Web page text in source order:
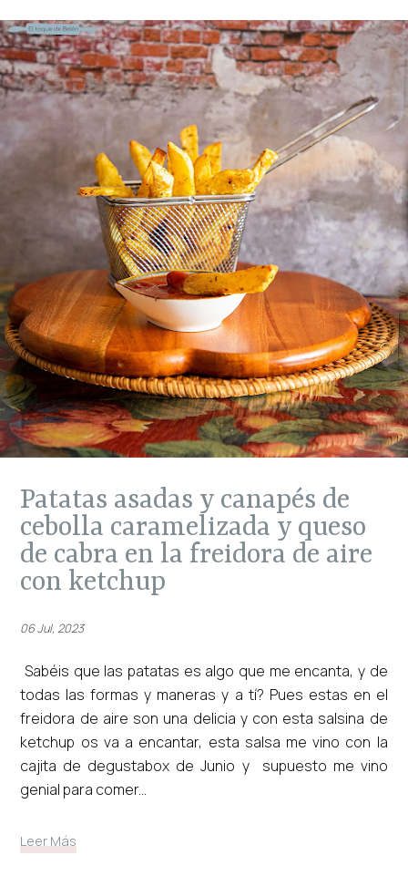
patatas asadas y canapés de
cebolla caramelizada y queso
de cabra en la freidora de aire
con ketchup
06 Jul, 2023
Sabéis que las patatas es algo que me encanta, y de
todas las formas y maneras y a tí? Pues estas en el
freidora de aire son una delicia y con esta salsina de
ketchup os va a encantar, esta salsa me vino con la
cajita de degustabox de Junio y supuesto me vino
genial para comer...
Leer Más